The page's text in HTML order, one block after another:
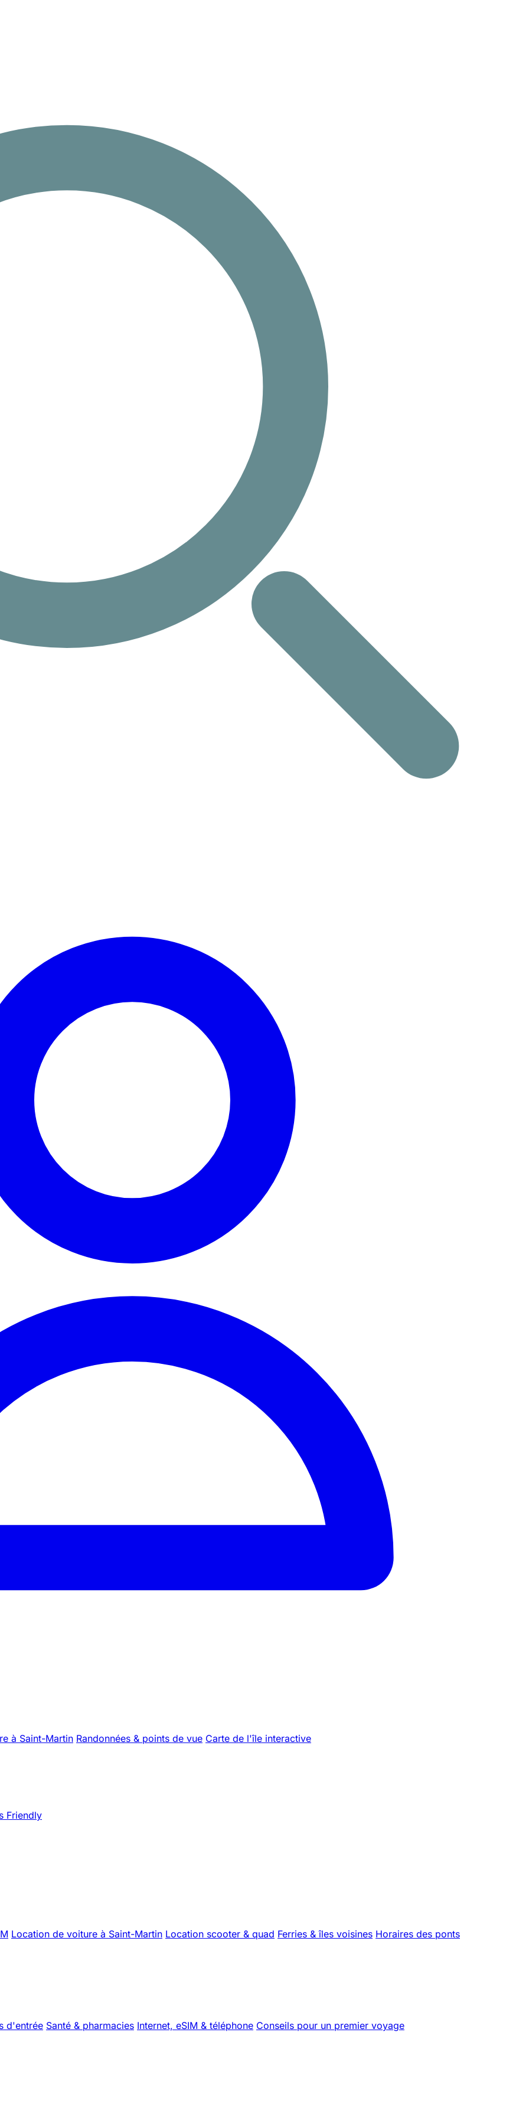
à Saint-Martin Randonnées & points de vue Carte de l'île interactive
Friendly
Location de voiture à Saint-Martin Location scooter & quad Ferries & îles voisines Horaires des ponts
d'entrée Santé & pharmacies Internet, eSIM & téléphone Conseils pour un premier voyage